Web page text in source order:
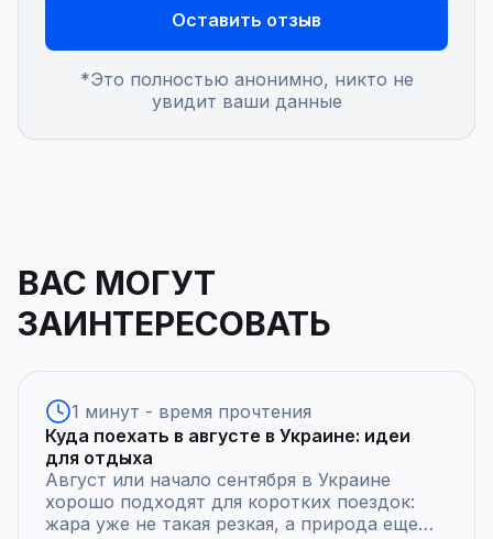
Оставить отзыв
*Это полностью анонимно, никто не
увидит ваши данные
ВАС МОГУТ
ЗАИНТЕРЕСОВАТЬ
1 минут - время прочтения
Куда поехать в августе в Украине: идеи
для отдыха
Август или начало сентября в Украине
хорошо подходят для коротких поездок:
жара уже не такая резкая, а природа еще